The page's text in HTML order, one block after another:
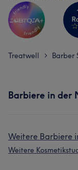
Treatwell > Barber
Barbiere in der
Weitere Barbiere
Weitere